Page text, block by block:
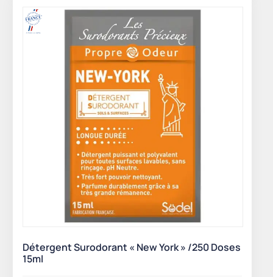
Détergent Surodorant « New York » /250 Doses
15ml